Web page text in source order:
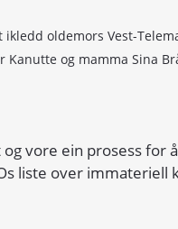
oldemors Vest-
og mamma Sina
vore ein prosess for
liste over